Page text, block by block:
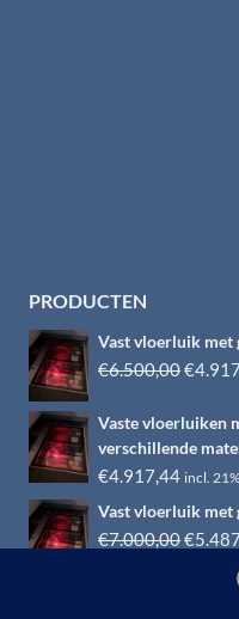
PRODUCTEN
Vast vloerluik met
€6.500,00
was:
€
Vaste vloerluiken
verschillende
€4.917,44 incl.
Vast vloerluik met
€7.000,00€